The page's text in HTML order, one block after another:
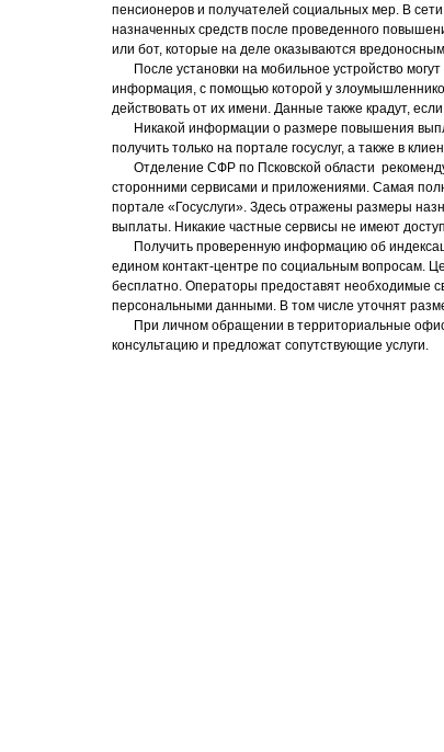
пенсионеров и получателей социальных мер. В
назначенных средств после проведенного
или бот, которые на деле оказываются
После установки на мобильное устройство
информация, с помощью которой у
действовать от их имени. Данные также крадут,
Никакой информации о размере повышения
получить только на портале госуслуг, а также в
Отделение СФР по Псковской области
сторонними сервисами и приложениями. Самая
портале «Госуслуги». Здесь отражены размеры
выплаты. Никакие частные сервисы не имеют
Получить проверенную информацию об
едином контакт-центре по социальным вопросам.
бесплатно. Операторы предоставят необходимые
персональными данными. В том числе уточнят
При личном обращении в территориальные
консультацию и предложат сопутствующие услуги.